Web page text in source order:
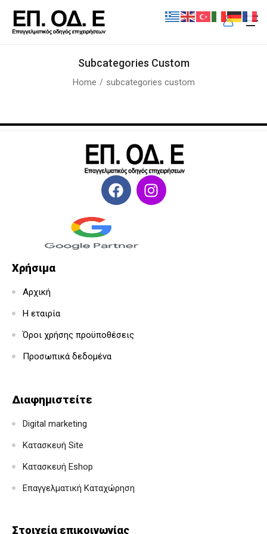
Subcategories Custom
Home subcategories custom
Χρήσιμα
Αρχική
Η εταιρία
Όροι χρήσης προϋποθέσεις
Προσωπικά δεδομένα
Διαφημιστείτε
Digital marketing
Κατασκευή Site
Κατασκευή Eshop
Επαγγελματική Καταχώρηση
Στοιχεία επικοινωνίας